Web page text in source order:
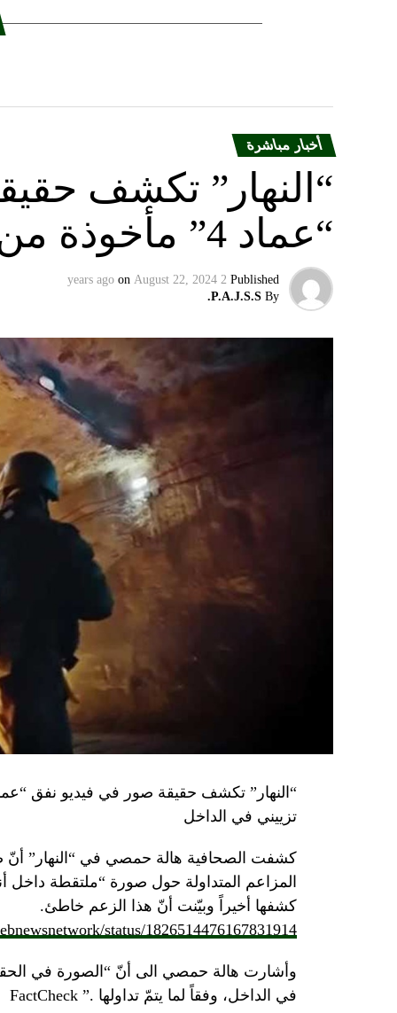
أخبار مباشرة
“النهار” تكشف
“عماد 4” مأخوذة من أوكرانيا….
Published
2 years ago
on August 22, 2024
By
P.A.J.S.S.
تزييني في الداخل
كشفت الصحافية هالة حمصي في “النهار”
كشفها أخيراً وبيّنت أنّ هذا الزعم خاطئ.
status/1826514476167831914
وأشارت هالة حمصي الى أنّ “الصورة في
في الداخل، وفقاً لما يتمّ تداولها .” FactCheck